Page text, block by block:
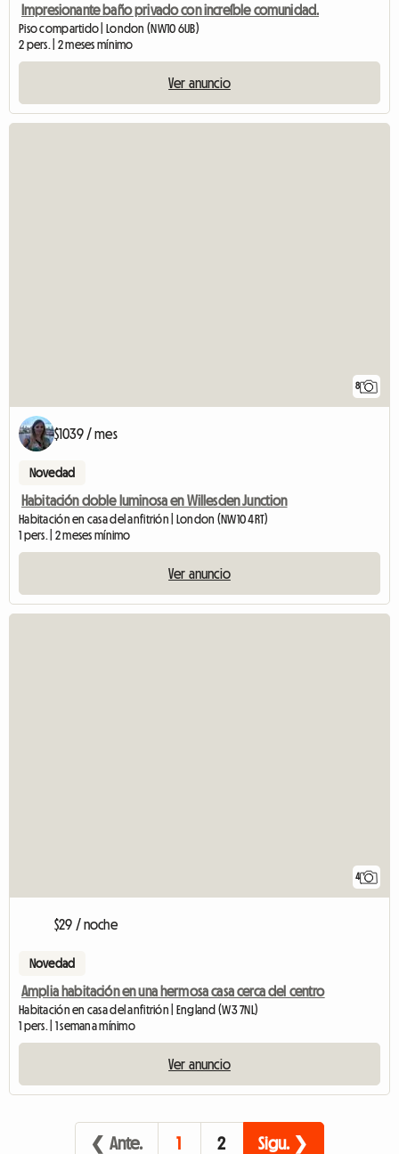
Impresionante baño privado con increíble comunidad.
Piso compartido | London (NW10 6UB)
2 pers. | 2 meses mínimo
Ver anuncio
8
$1039 / mes
Novedad
Habitación doble luminosa en Willesden Junction
Habitación en casa del anfitrión | London (NW10 4RT)
1 pers. | 2 meses mínimo
Ver anuncio
4
$29 / noche
Novedad
Amplia habitación en una hermosa casa cerca del centro
Habitación en casa del anfitrión | England (W3 7NL)
1 pers. | 1 semana mínimo
Ver anuncio
❮ Ante. 1 2 Sigu. ❯